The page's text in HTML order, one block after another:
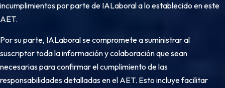
incumplimientos por parte de IALaboral a lo establecido en este
AET.
Por su parte, IALaboral se compromete a suministrar al
suscriptor toda la información y colaboración que sean
necesarias para confirmar el cumplimiento de las
responsabilidades detalladas en el AET. Esto incluye facilitar